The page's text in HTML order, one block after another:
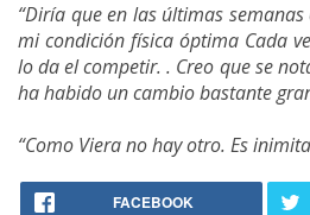
“Diría que en las últimas
mi condición física óptima Cada
lo da el competir. . Creo que se
ha habido un cambio bastante
“Como Viera no hay otro. Es
FACEBOOK